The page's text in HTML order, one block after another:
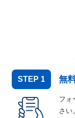
STEP 1 無
フォ
さい